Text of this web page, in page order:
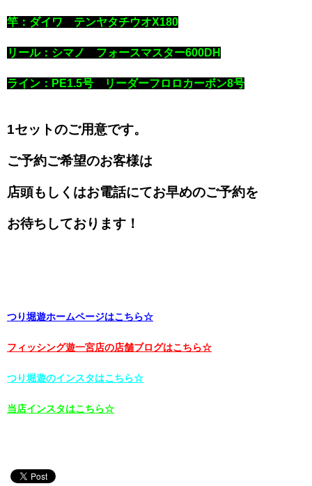
竿：ダイワ テンヤタチウオX180
リール：シマノ フォースマスター600DH
ライン：PE1.5号 リーダーフロロカーボン8号
1セットのご用意です。
ご予約ご希望のお客様は
店頭もしくはお電話にてお早めのご予約を
お待ちしております！
つり堀遊ホームページはこちら☆
フィッシング遊一宮店の店舗ブログはこちら☆
つり堀遊のインスタはこちら☆
当店インスタはこちら☆